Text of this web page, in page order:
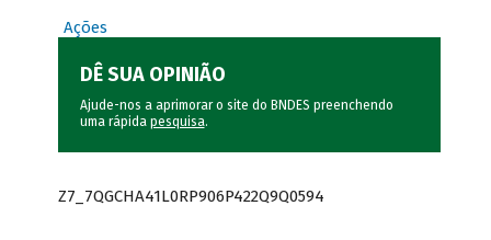
Ações
DÊ SUA OPINIÃO
Ajude-nos a aprimorar o site do BNDES preenchendo
uma rápida pesquisa.
Z7_7QGCHA41L0RP906P422Q9Q0594